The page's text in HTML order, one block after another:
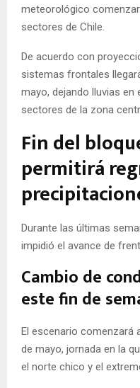
U
meteorológico
sectores de Chile.
De acuerdo con
sistemas frontales
mayo, dejando lluvias en
sectores de la zona
Fin del
permitirá
Durante las últimas
impidió el avance de
Cambio de
este fin de
El escenario comenzará
de mayo, jornada en la
el norte chico y el